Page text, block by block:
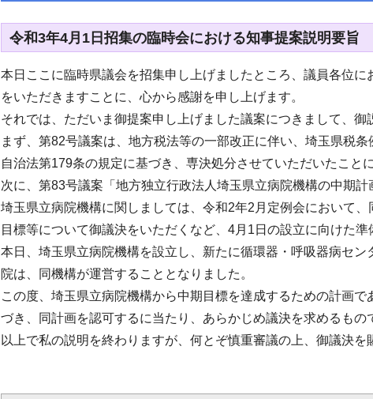
令和3年4月1日招集の臨時会における知事提案説明要旨
本日ここに臨時県議会を招集申し上げましたところ、議員各位
をいただきますことに、心から感謝を申し上げます。
それでは、ただいま御提案申し上げました議案につきまして、御
まず、第82号議案は、地方税法等の一部改正に伴い、埼玉県税
自治法第179条の規定に基づき、専決処分させていただいたこと
次に、第83号議案「地方独立行政法人埼玉県立病院機構の中期計
埼玉県立病院機構に関しましては、令和2年2月定例会において
目標等について御議決をいただくなど、4月1日の設立に向けた準
本日、埼玉県立病院機構を設立し、新たに循環器・呼吸器病セ
院は、同機構が運営することとなりました。
この度、埼玉県立病院機構から中期目標を達成するための計画
づき、同計画を認可するに当たり、あらかじめ議決を求めるもの
以上で私の説明を終わりますが、何とぞ慎重審議の上、御議決を